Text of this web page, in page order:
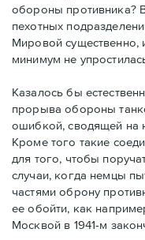
обороны противника?
пехотных
Мировой
минимум не
Казалось бы
прорыва обороны
ошибкой, сводящей на
Кроме того такие
для того, чтобы
случаи, когда немцы
частями оброну
ее обойти, как
Москвой в 1941-м